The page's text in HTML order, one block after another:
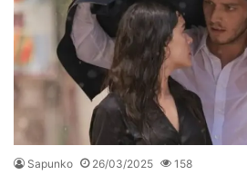
Sapunko 26/03/2025 158